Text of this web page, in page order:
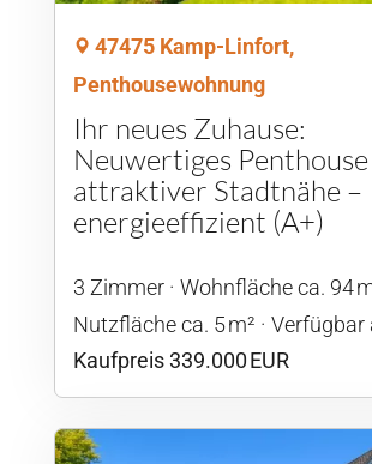
47475 Kamp-Linfort,
Penthousewohnung
Ihr neues Zuhause:
Neuwertiges
attraktiver Stadtnähe –
energieeffizient (A+)
3 Zimmer
Wohnfläche ca. 94
Nutzfläche ca. 5 m²
Verfügbar
Kaufpreis 339.000 EUR